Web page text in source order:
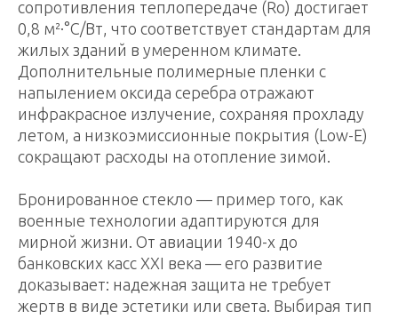
сопротивления теплопередаче (Ro) достигает
0,8 м²·°C/Вт, что соответствует стандартам для
жилых зданий в умеренном климате.
Дополнительные полимерные пленки с
напылением оксида серебра отражают
инфракрасное излучение, сохраняя прохладу
летом, а низкоэмиссионные покрытия (Low-E)
сокращают расходы на отопление зимой.
Бронированное стекло — пример того, как
военные технологии адаптируются для
мирной жизни. От авиации 1940-х до
банковских касс XXI века — его развитие
доказывает: надежная защита не требует
жертв в виде эстетики или света. Выбирая тип